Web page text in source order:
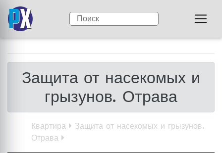
Защита от насекомых и
грызунов. Отрава
Квартира
Защита от насекомых и грызунов.
Отрава